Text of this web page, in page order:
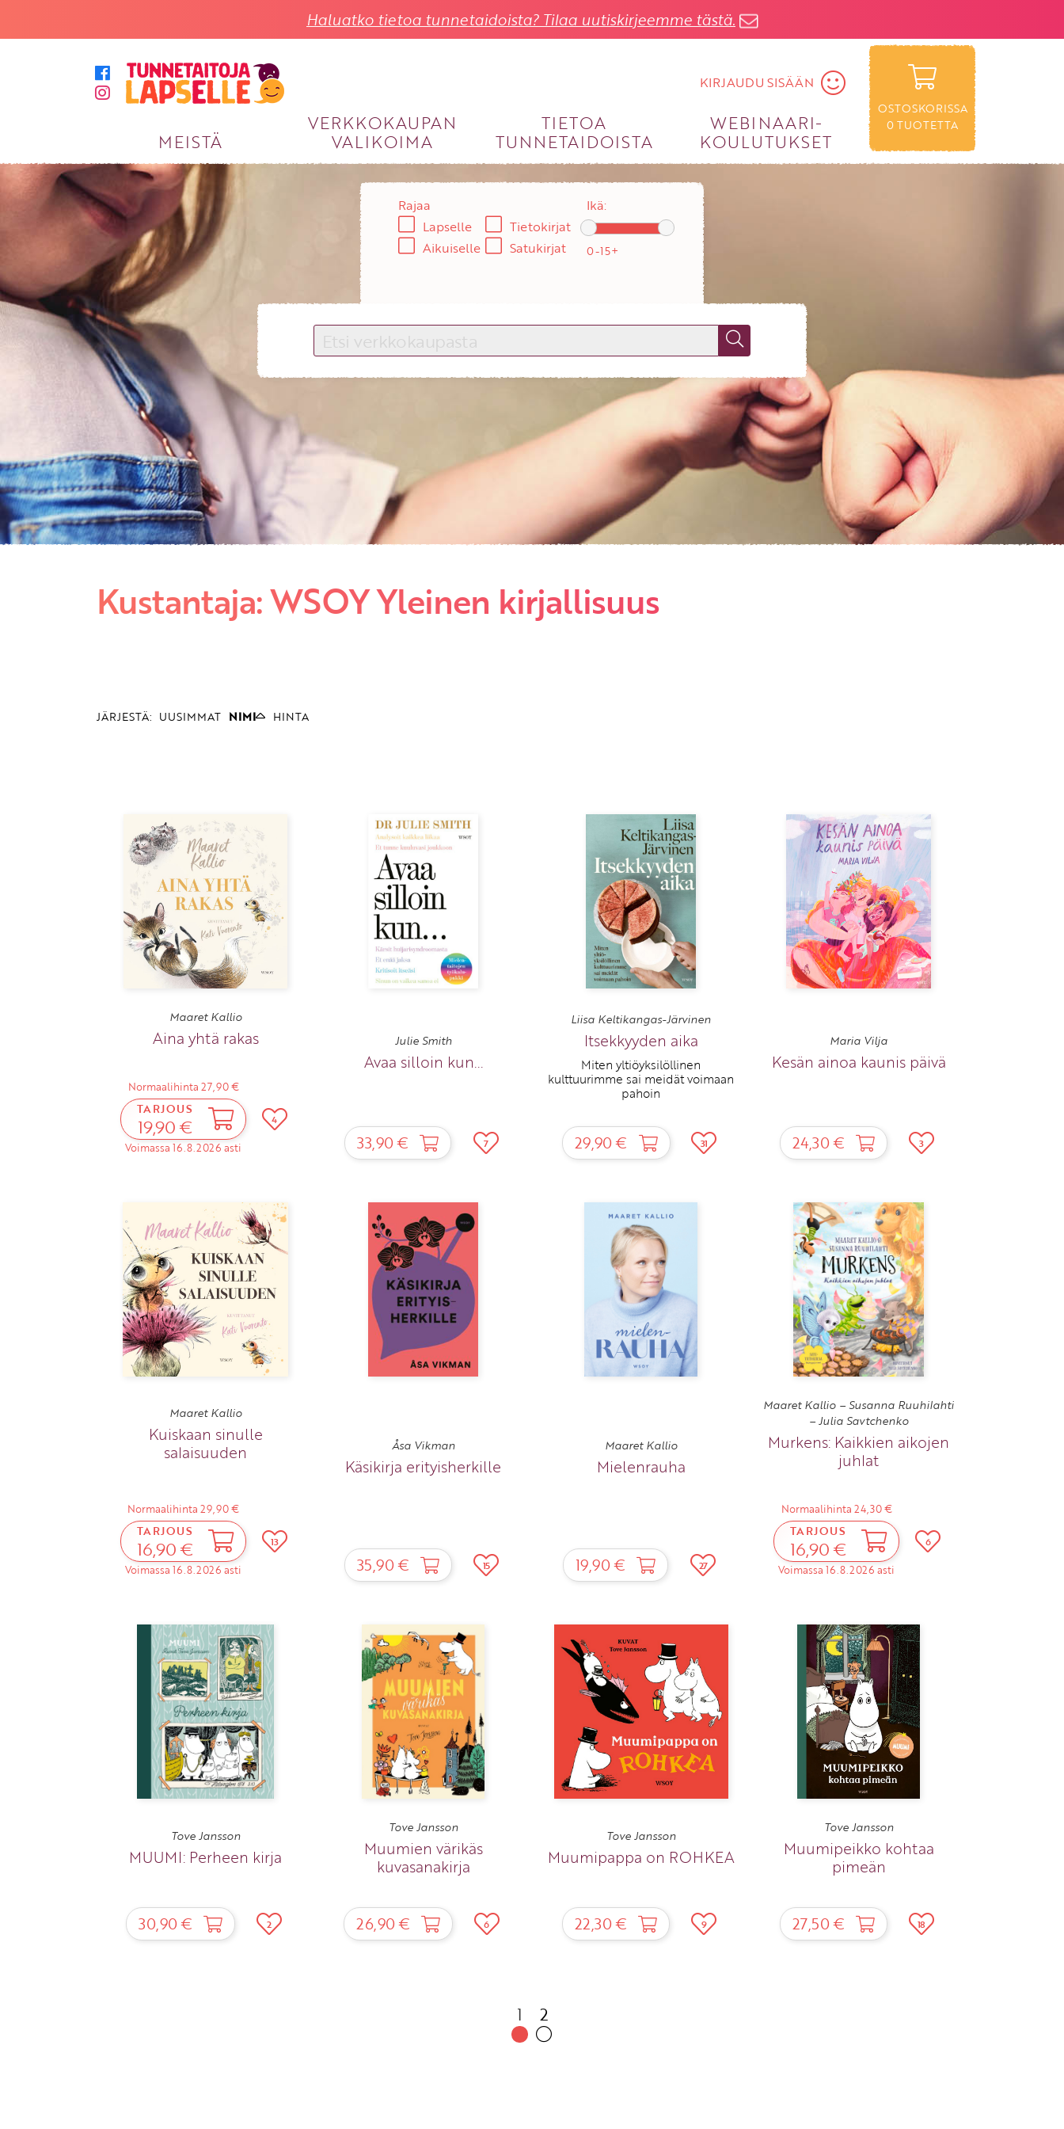
Haluatko tietoa tunnetaidoista? Tilaa uutiskirjeemme tästä.
KIRJAUDU SISÄÄN
MEISTÄ
VERKKOKAUPAN
VALIKOIMA
TIETOA
TUNNETAIDOISTA
WEBINAARI­
KOULUTUKSET
OSTOSKORISSA
0TUOTETTA
KIRJAUDU SISÄÄN
Käyttäjätunnus
Salasana
Etkö ole vielä asiakkaamme?
Luo asiakastili tästä!
Rajaa
Lapselle
Aikuiselle
Tietokirjat
Satukirjat
Ikä:
Kustantaja: WSOY Yleinen kirjallisuus
JÄRJESTÄ: UUSIMMAT NIMI HINTA
Maaret Kallio
Aina yhtä rakas
Normaalihinta 27,90 €
TARJOUS
19,90 €
Voimassa 16.8.2026 asti
4
Julie Smith
Avaa silloin kun...
33,90 € 7
Liisa Keltikangas-Järvinen
Itsekkyyden aika
Miten yltiöyksilöllinen
kulttuurimme sai meidät voimaan
pahoin
29,90 € 31
Maria Vilja
Kesän ainoa kaunis päivä
24,30 € 3
Maaret Kallio
Kuiskaan sinulle
salaisuuden
Normaalihinta 29,90 €
TARJOUS
16,90 €
Voimassa 16.8.2026 asti
13
Åsa Vikman
Käsikirja erityisherkille
35,90 € 15
Maaret Kallio
Mielenrauha
19,90 € 27
Maaret Kallio – Susanna Ruuhilahti
– Julia Savtchenko
Murkens: Kaikkien aikojen
juhlat
Normaalihinta 24,30 €
TARJOUS
16,90 €
Voimassa 16.8.2026 asti
6
Tove Jansson
MUUMI: Perheen kirja
30,90 € 2
Tove Jansson
Muumien värikäs
kuvasanakirja
26,90 € 6
Tove Jansson
Muumipappa on ROHKEA
22,30 € 9
Tove Jansson
Muumipeikko kohtaa
pimeän
27,50 € 18
1 2